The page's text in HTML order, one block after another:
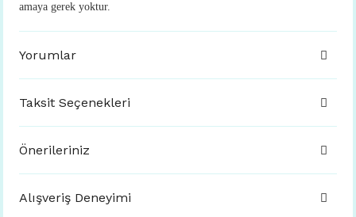
amaya gerek yoktur.
Yorumlar
Taksit Seçenekleri
Önerileriniz
Alışveriş Deneyimi